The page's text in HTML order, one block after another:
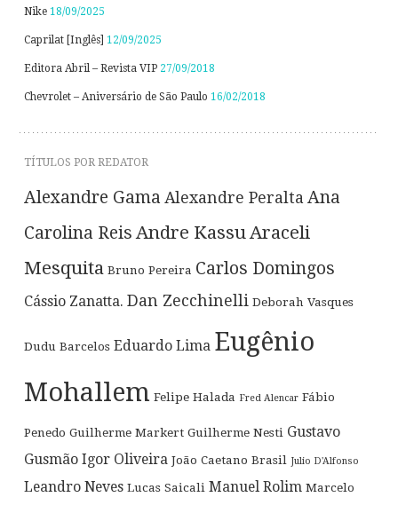
Nike 18/09/2025
Caprilat [Inglês] 12/09/2025
Editora Abril – Revista VIP 27/09/2018
Chevrolet – Aniversário de São Paulo 16/02/2018
TÍTULOS POR REDATOR
Alexandre Gama Alexandre Peralta Ana
Carolina Reis Andre KassuAraceli
Mesquita Bruno Pereira Carlos Domingos
Cássio Zanatta. Dan Zecchinelli Deborah Vasques
Dudu Barcelos Eduardo Lima Eugênio
Mohallem Felipe Halada Fred Alencar Fábio
Penedo Guilherme Markert Guilherme Nesti Gustavo
Gusmão Igor Oliveira João Caetano Brasil Julio D'Alfonso
Leandro Neves Lucas Saicali Manuel Rolim Marcelo